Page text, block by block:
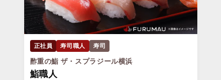
正社員 寿司職人 寿司
酢重の鮨 ザ・スプラジール横浜
鮨職人